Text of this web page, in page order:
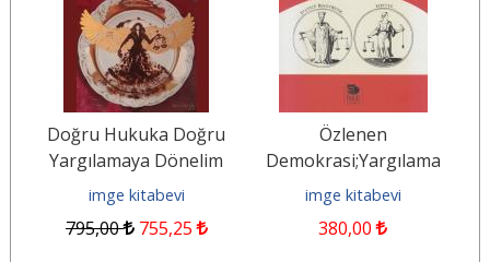
Doğru Hukuka Doğru
Yargılamaya Dönelim
imge kitabevi
795,00 755,25
Özlenen
Demokrasi;Yargılama
Yılı Açış Konuşmaları
imge kitabevi
380,00